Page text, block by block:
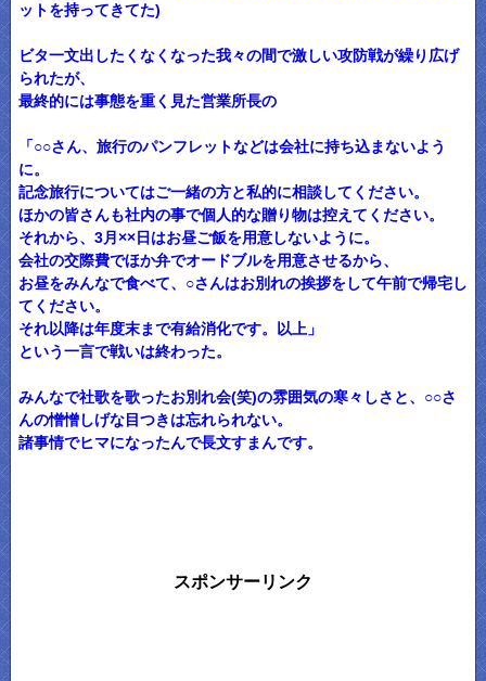
ットを持ってきてた)
ビタ一文出したくなくなった我々の間で激しい攻防戦が繰り広げ
られたが、
最終的には事態を重く見た営業所長の
「○○さん、旅行のパンフレットなどは会社に持ち込まないよう
に。
記念旅行についてはご一緒の方と私的に相談してください。
ほかの皆さんも社内の事で個人的な贈り物は控えてください。
それから、3月××日はお昼ご飯を用意しないように。
会社の交際費でほか弁でオードブルを用意させるから、
お昼をみんなで食べて、○さんはお別れの挨拶をして午前で帰宅し
てください。
それ以降は年度末まで有給消化です。以上」
という一言で戦いは終わった。
みんなで社歌を歌ったお別れ会(笑)の雰囲気の寒々しさと、○○さ
んの憎憎しげな目つきは忘れられない。
諸事情でヒマになったんで長文すまんです。
スポンサーリンク